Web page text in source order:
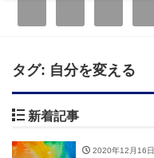
タグ: 自分を変える
新着記事
2020年12月16日